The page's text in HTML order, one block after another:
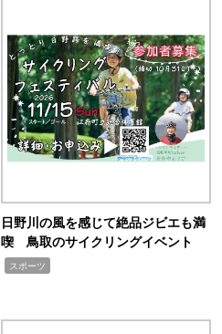
日野川の風を感じて絶品ジビエも満
喫 鳥取のサイクリングイベント
スポーツ